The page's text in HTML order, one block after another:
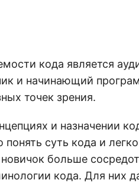
кода является
и начинающий
точек зрения.
и назначении
суть кода и легко
больше
кода. Для них